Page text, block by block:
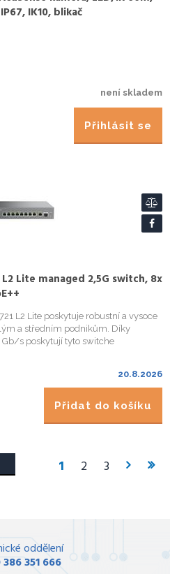
IK10, blikač
není skladem
Přihlásit se
Lite managed 2,5G switch, 8x
L2 Lite poskytuje robustní a vysoce
a středním podnikům. Díky
s poskytují tyto switche
20.8.2026
Přidat do košíku
1 2 3
oddělení
351 666